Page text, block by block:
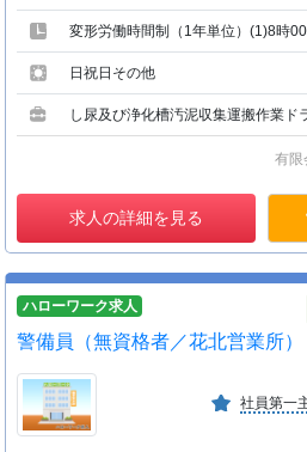
変形労働時間制（1年単位）(1)8時
日祝日その他
し尿及び浄化槽汚泥収集運搬作業ド
有
求人の詳細を見る
ハローワーク求人
警備員（無資格者／花北営業所